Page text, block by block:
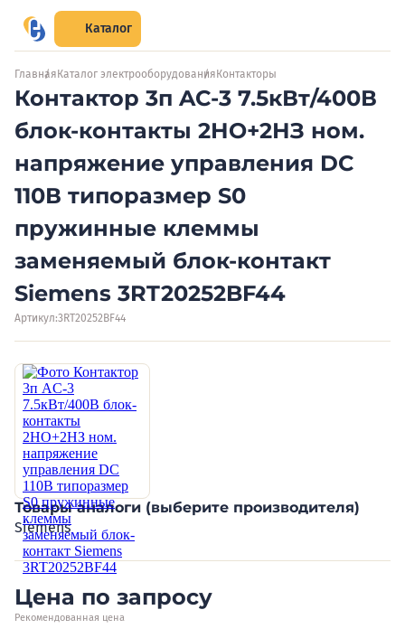
Каталог
Главная Каталог электрооборудования Контакторы
Контактор 3п AC-3 7.5кВт/400В
блок-контакты 2НО+2НЗ ном.
напряжение управления DC
110В типоразмер S0
пружинные клеммы
заменяемый блок-контакт
Siemens 3RT20252BF44
Артикул:3RT20252BF44
Товары аналоги (выберите производителя)
Siemens
Цена по запросу
Рекомендованная цена